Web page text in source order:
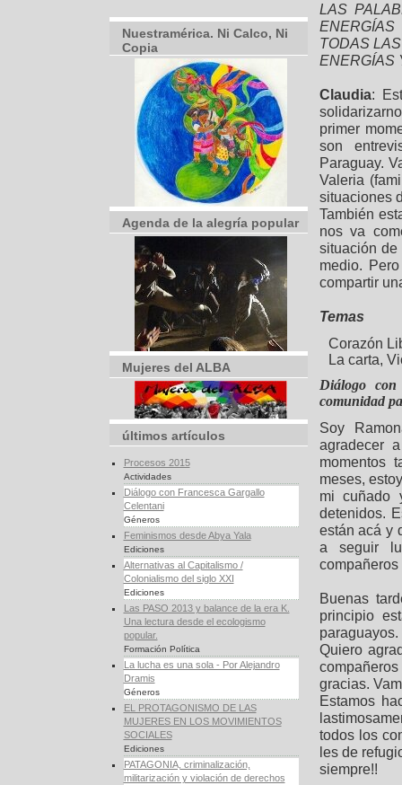
Nuestramérica. Ni Calco, Ni
Copia
Agenda de la alegría popular
Mujeres del ALBA
últimos artículos
Procesos 2015
Actividades
Diálogo con Francesca Gargallo
Celentani
Géneros
Feminismos desde Abya Yala
Ediciones
Alternativas al Capitalismo /
Colonialismo del siglo XXI
Ediciones
Las PASO 2013 y balance de la era K.
Una lectura desde el ecologismo
popular.
Formación Política
La lucha es una sola - Por Alejandro
Dramis
Géneros
EL PROTAGONISMO DE LAS
MUJERES EN LOS MOVIMIENTOS
SOCIALES
Ediciones
PATAGONIA, criminalización,
militarización y violación de derechos
LAS
TODAS
ENERGÍAS
Claudia:
primer
son
Paraguay.
Valeria
situaciones
También
nos va
situación
medio.
compartir
Temas
Corazón
La carta,
Diálogo
comunidad
Soy
agradecer
momentos
meses,
mi cuñado
detenidos.
están acá y
a seguir
Buenas
principio
Quiero
gracias.
Estamos
todos los
les de
siempre!!